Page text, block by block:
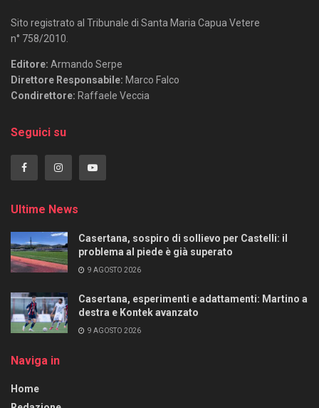
Sito registrato al Tribunale di Santa Maria Capua Vetere
n° 758/2010.
Editore: Armando Serpe
Direttore Responsabile: Marco Falco
Condirettore: Raffaele Veccia
Seguici su
Ultime News
Casertana, sospiro di sollievo per Castelli: il
problema al piede è già superato
9 AGOSTO 2026
Casertana, esperimenti e adattamenti: Martino a
destra e Kontek avanzato
9 AGOSTO 2026
Naviga in
Home